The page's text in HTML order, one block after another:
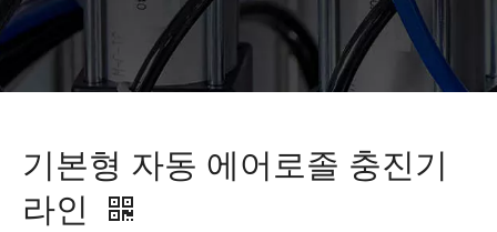
기본형 자동 에어로졸 충진기
라인